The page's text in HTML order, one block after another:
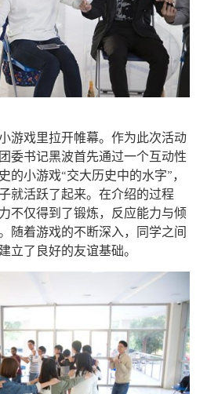
游戏里拉开帷幕。作为此次活动
委书记黑波首先通过一个互动性
的小游戏“交大历史中的水字”，
就活跃了起来。在介绍的过程
不仅得到了锻炼，反应能力与倾
随着游戏的不断深入，同学之间
立了良好的友谊基础。